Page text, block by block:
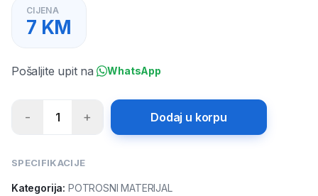
CIJENA
7 KM
Pošaljite upit na WhatsApp
- 1 + Dodaj u korpu
SPECIFIKACIJE
Kategorija: POTROSNI MATERIJAL